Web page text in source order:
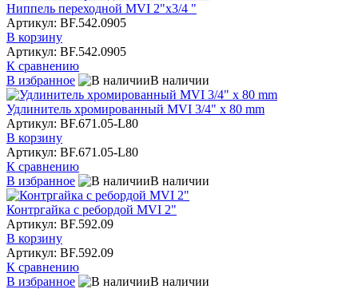
Ниппель переходной MVI 2"х3/4 "
Артикул: BF.542.0905
В корзину
Артикул: BF.542.0905
К сравнению
В избранное
В наличии
Удлинитель хромированный MVI 3/4" x 80 mm
Артикул: BF.671.05-L80
В корзину
Артикул: BF.671.05-L80
К сравнению
В избранное
В наличии
Контргайка с ребордой MVI 2"
Артикул: BF.592.09
В корзину
Артикул: BF.592.09
К сравнению
В избранное
В наличии